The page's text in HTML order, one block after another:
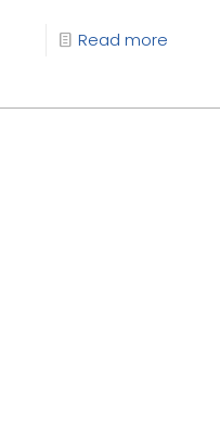
Read more